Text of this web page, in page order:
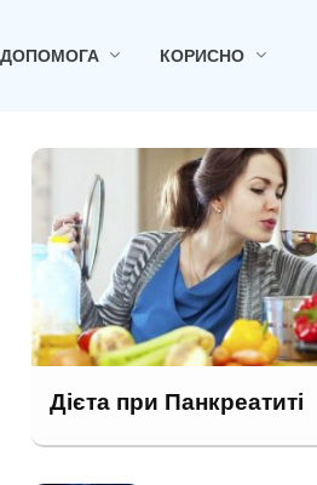
ДОПОМОГА КОРИСНО
Дієта при Панкреатиті